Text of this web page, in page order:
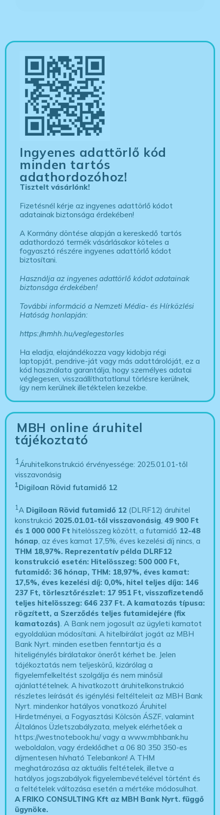
Ingyenes adattörlő kód
minden tartós
adathordozóhoz!
Tisztelt vásárlónk!
Fizetésnél kérje az ingyenes adattörlő kódot
adatainak biztonsága érdekében!
A Kormány döntése alapján a kereskedő tartós
adathordozó termék vásárlásakor köteles a
fogyasztó részére ingyenes adattörlő kódot
biztosítani.
Használja az ingyenes adattörlő kódot adatainak
biztonsága érdekében!
További információ a Nemzeti Média- és Hírközlési
Hatóság honlapján:
https://nmhh.hu/veglegestorles
Ha eladja, elajándékozza vagy kidobja régi
laptopját, pendrive-ját vagy más adattárolóját, ez a
kód használata garantálja, hogy személyes adatai
véglegesen, visszaállíthatatlanul törlésre kerülnek,
így nem kerülnek illetéktelen kezekbe.
MBH online áruhitel
tájékoztató
1Áruhitelkonstrukció érvényessége: 2025.01.01-től
visszavonásig
1Digiloan Rövid futamidő 12
1A Digiloan Rövid futamidő 12 (DLRF12) áruhitel
konstrukció 2025.01.01-től visszavonásig,49 900 Ft
és 1 000 000 Ft hitelösszeg között, a futamidő 12-48
hónap, az éves kamat 17,5%, éves kezelési díj nincs, a
THM 18,97%. Reprezentatív példa DLRF12
konstrukció esetén: Hitelösszeg: 500 000 Ft,
futamidő: 36 hónap, THM: 18,97%, éves kamat:
17,5%, éves kezelési díj: 0,0%, hitel teljes díja: 146
237 Ft, törlesztőrészlet: 17 951 Ft, visszafizetendő
teljes hitelösszeg: 646 237 Ft.A kamatozás típusa:
rögzített, a Szerződés teljes futamidejére (fix
kamatozás). A Bank nem jogosult az ügyleti kamatot
egyoldalúan módosítani. A hitelbírálat jogát az MBH
Bank Nyrt. minden esetben fenntartja és a
hiteligénylés bírálatakor önerőt kérhet be. Jelen
tájékoztatás nem teljeskörű, kizárólag a
figyelemfelkeltést szolgálja és nem minősül
ajánlattételnek. A hivatkozott áruhitelkonstrukció
részletes leírását és igénylési feltélteleit az MBH Bank
Nyrt. mindenkor hatályos vonatkozó Áruhitel
Hirdetményei, a Fogyasztási Kölcsön ÁSZF, valamint
Általános Üzletszabályzata, melyek elérhetőek a
https://westnotebook.hu/vagy a www.mbhbank.hu
weboldalon, vagy érdeklődhet a 06 80 350 350-es
díjmentesen hívható Telebankon! A THM
meghatározása az aktuális feltételek, illetve a
hatályos jogszabályok figyelembevételével történt és
a feltételek változása esetén a mértéke módosulhat.
A FRIKO CONSULTING Kft az MBH Bank Nyrt. függő
ügynöke.